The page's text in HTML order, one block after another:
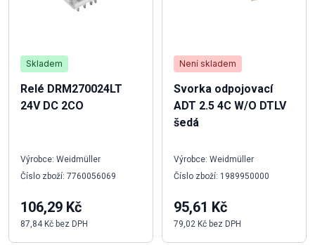
Skladem
Relé DRM270024LT
24V DC 2CO
Výrobce: Weidmüller
Číslo zboží: 7760056069
106,29 Kč
87,84 Kč bez DPH
Není skladem
Svorka odpojovací
ADT 2.5 4C W/O DTLV
šedá
Výrobce: Weidmüller
Číslo zboží: 1989950000
95,61 Kč
79,02 Kč bez DPH